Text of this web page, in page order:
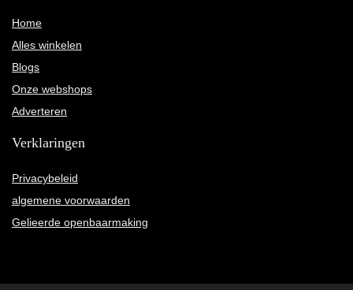
Home
Alles winkelen
Blogs
Onze webshops
Adverteren
Verklaringen
Privacybeleid
algemene voorwaarden
Gelieerde openbaarmaking